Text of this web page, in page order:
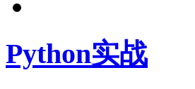
Python实战